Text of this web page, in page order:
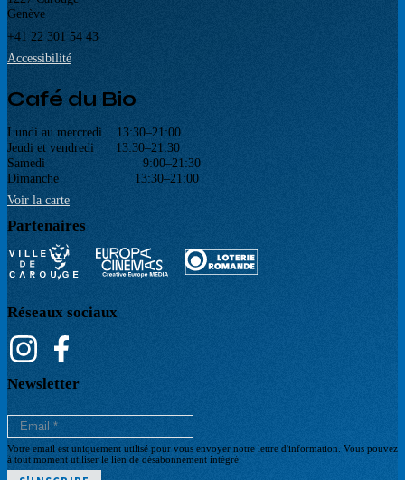
Genève
+41 22 301 54 43
Accessibilité
Café du Bio
Lundi au mercredi 13:30–21:00
Jeudi et vendredi 13:30–21:30
Samedi 9:00–21:30
Dimanche 13:30–21:00
Voir la carte
Partenaires
Réseaux sociaux
Newsletter
Votre email est uniquement utilisé pour vous envoyer notre lettre d'information. Vous pouvez
à tout moment utiliser le lien de désabonnement intégré.